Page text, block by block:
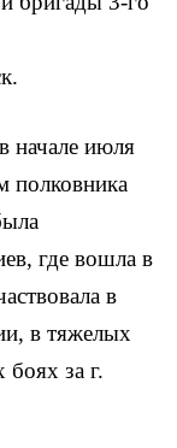
начале июля
полковника
где вошла в
в
в тяжелых
боях за г.